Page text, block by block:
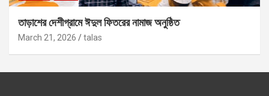
তাড়াশের দেশীগ্রামে ঈদুল ফিতরের নামাজ অনুষ্ঠিত
March 21, 2026 talas